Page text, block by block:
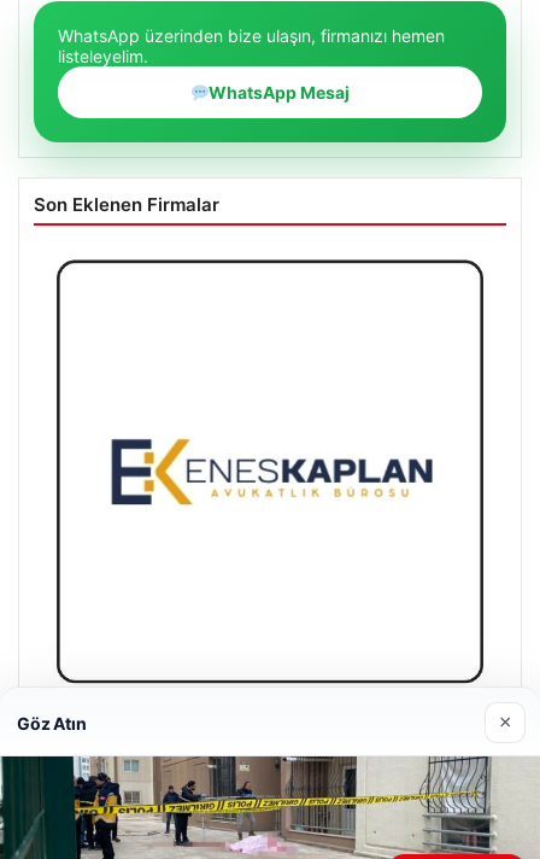
WhatsApp üzerinden bize ulaşın, firmanızı hemen
listeleyelim.
WhatsApp Mesaj
Son Eklenen Firmalar
Enes Kaplan Avukatlık Bürosu
28/04/2026
Göz Atın ×